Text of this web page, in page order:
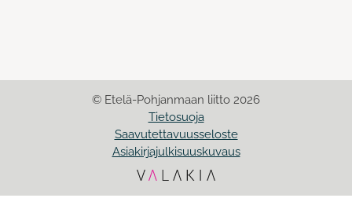
© Etelä-Pohjanmaan liitto 2026
Tietosuoja
Saavutettavuusseloste
Asiakirjajulkisuuskuvaus